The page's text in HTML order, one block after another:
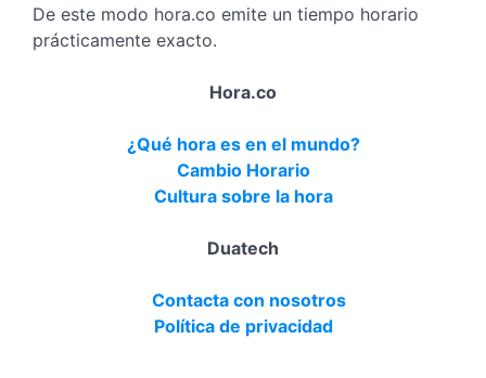
De este modo hora.co emite un tiempo horario
prácticamente exacto.
Hora.co
¿Qué hora es en el mundo?
Cambio Horario
Cultura sobre la hora
Duatech
Contacta con nosotros
Política de privacidad